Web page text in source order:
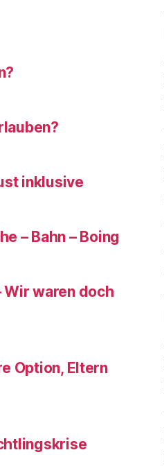
inklusive
– Bahn – Boing
waren doch
Option, Eltern